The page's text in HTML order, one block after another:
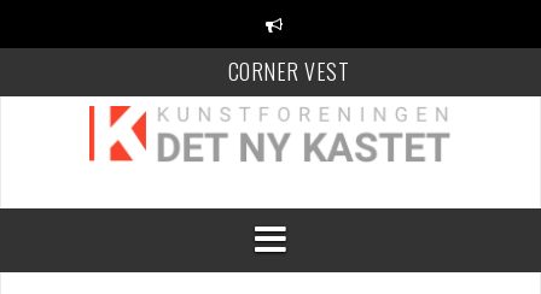
CORNER VEST
KANT Festival
100 Danske Keramikere